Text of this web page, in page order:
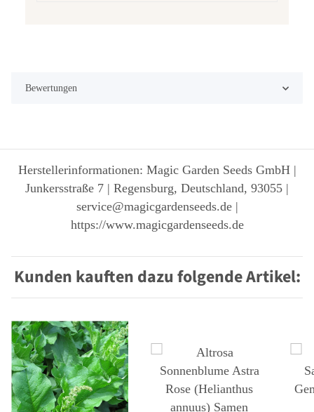
Bewertungen
Herstellerinformationen: Magic Garden Seeds GmbH |
Junkersstraße 7 | Regensburg, Deutschland, 93055 |
service@magicgardenseeds.de |
https://www.magicgardenseeds.de
Kunden kauften dazu folgende Artikel: